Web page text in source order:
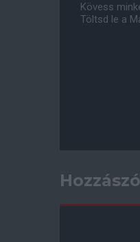
Kövess
Töltsd le a